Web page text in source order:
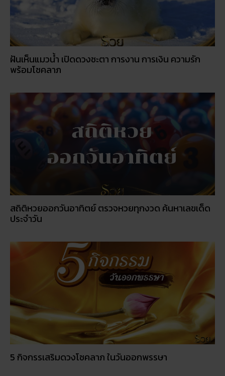
ฝันเห็นแมวน้ำ เปิดดวงชะตา การงาน การเงิน ความรัก
พร้อมโชคลาภ
สถิติหวยออกวันอาทิตย์ ตรวจหวยทุกงวด ค้นหาเลขเด็ด
ประจำวัน
5 กิจกรรเสริมดวงโชคลาภ ในวันออกพรรษา